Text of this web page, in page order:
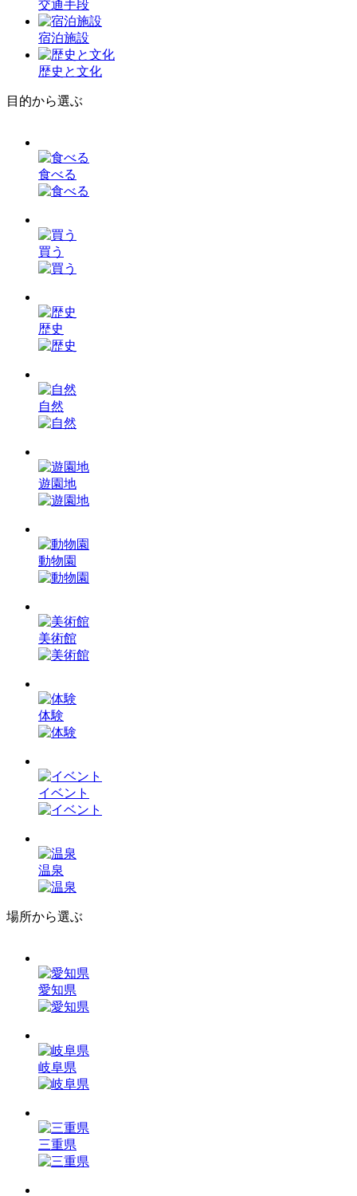
交通手段
宿泊施設
歴史と文化
目的から選ぶ
食べる
買う
歴史
自然
遊園地
動物園
美術館
体験
イベント
温泉
場所から選ぶ
愛知県
岐阜県
三重県